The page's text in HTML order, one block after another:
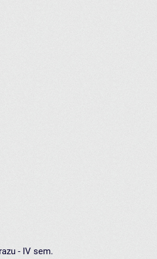
- IV sem.